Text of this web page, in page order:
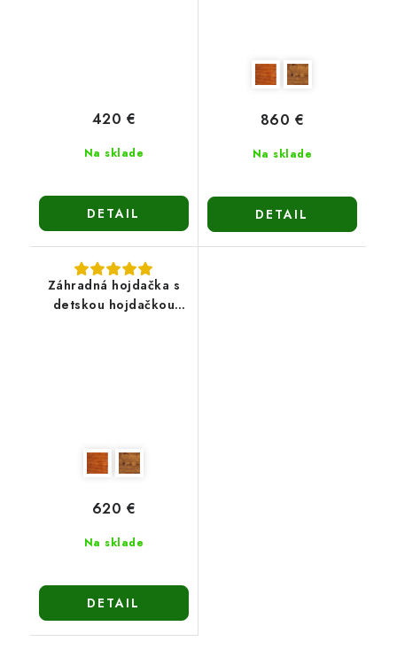
Na sklade
420 €
DETAIL
Na sklade
860 €
DETAIL
Záhradná hojdačka s
detskou hojdačkou
Na sklade
620 €
DETAIL